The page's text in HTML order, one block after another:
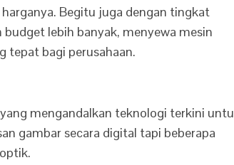
Begitu juga dengan tingkat
lebih banyak, menyewa mesin
tepat bagi perusahaan.
mengandalkan teknologi terkini
gambar secara digital tapi beberapa